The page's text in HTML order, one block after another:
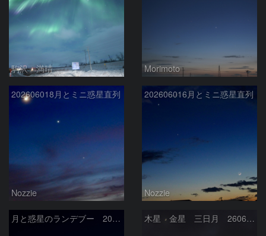
駒沢 満晴 Morimoto
202606018月とミニ惑星直列
Nozzie
202606016月とミニ惑星直列
Nozzie
月と惑星のランデブー 2026/06/19 木星 金星 三日月 260618